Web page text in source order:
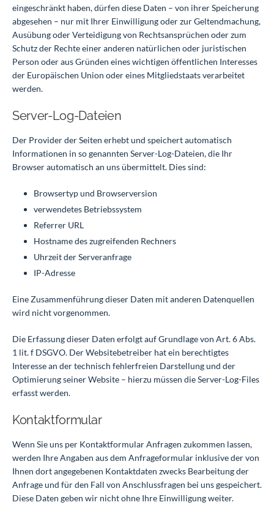
eingeschränkt haben, dürfen diese Daten – von ihrer Speicherung
abgesehen – nur mit Ihrer Einwilligung oder zur Geltendmachung,
Ausübung oder Verteidigung von Rechtsansprüchen oder zum
Schutz der Rechte einer anderen natürlichen oder juristischen
Person oder aus Gründen eines wichtigen öffentlichen Interesses
der Europäischen Union oder eines Mitgliedstaats verarbeitet
werden.
Server-Log-Dateien
Der Provider der Seiten erhebt und speichert automatisch
Informationen in so genannten Server-Log-Dateien, die Ihr
Browser automatisch an uns übermittelt. Dies sind:
Browsertyp und Browserversion
verwendetes Betriebssystem
Referrer URL
Hostname des zugreifenden Rechners
Uhrzeit der Serveranfrage
IP-Adresse
Eine Zusammenführung dieser Daten mit anderen Datenquellen
wird nicht vorgenommen.
Die Erfassung dieser Daten erfolgt auf Grundlage von Art. 6 Abs.
1 lit. f DSGVO. Der Websitebetreiber hat ein berechtigtes
Interesse an der technisch fehlerfreien Darstellung und der
Optimierung seiner Website – hierzu müssen die Server-Log-Files
erfasst werden.
Kontaktformular
Wenn Sie uns per Kontaktformular Anfragen zukommen lassen,
werden Ihre Angaben aus dem Anfrageformular inklusive der von
Ihnen dort angegebenen Kontaktdaten zwecks Bearbeitung der
Anfrage und für den Fall von Anschlussfragen bei uns gespeichert.
Diese Daten geben wir nicht ohne Ihre Einwilligung weiter.